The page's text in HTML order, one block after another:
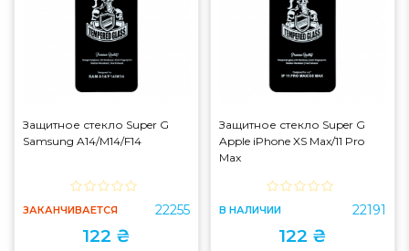
Защитное стекло Super G
Samsung A14/M14/F14
ЗАКАНЧИВАЕТСЯ 22255
122 ₴
Защитное стекло Super G
Apple iPhone XS Max/11 Pro
Max
В НАЛИЧИИ 22191
122 ₴